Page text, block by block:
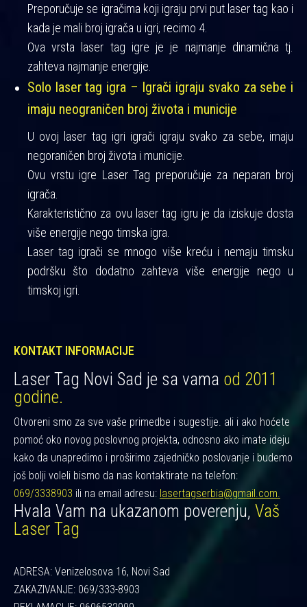
Preporučuje se igračima koji igraju prvi put laser tag kao i
kada je mali broj igrača u igri, recimo 4.
Ova vrsta laser tag igre je je najmanje dinamična tj.
zahteva najmanje energije.
Solo laser tag igra – Igrači igraju svako za sebe i
imaju neograničen broj života i municije
U ovoj laser tag igri igrači igraju svako za sebe, imaju
negoraničen broj života i municije.
Ovu vrstu igre Laser Tag preporučuje za neparan broj
igrača.
Karakteristično za ovu laser tag igru je da iziskuje dosta
više energije nego timska igra.
Laser tag igrači se mnogo više kreću i nemaju timsku
podršku što dodatno zahteva više energije nego u
timskoj igri.
KONTAKT INFORMACIJE
Laser Tag Novi Sad je sa vama od 2011
godine.
Otvoreni smo za sve vaše primedbe i sugestije. ali i ako hoćete
pomoć oko novog poslovnog projekta, odnosno ako imate ideju
kako da unapredimo i proširimo zajedničko poslovanje i budemo
još bolji voleli bismo da nas kontaktirate na telefon:
069/3338903 ili na email adresu: lasertagserbia@gmail.com.
Hvala Vam na ukazanom poverenju, Vaš
Laser Tag
ADRESA: Venizelosova 16, Novi Sad
ZAKAZIVANJE: 069/333-8903